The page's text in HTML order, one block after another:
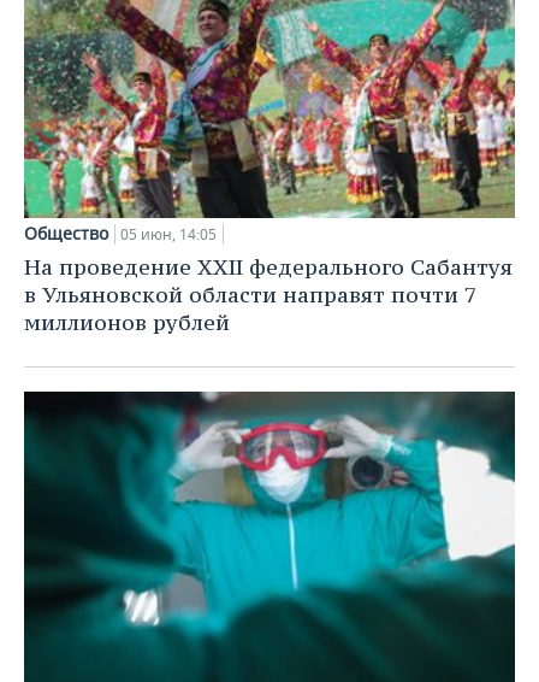
Общество 05 июн, 14:05
На проведение XXII федерального Сабантуя
в Ульяновской области направят почти 7
миллионов рублей